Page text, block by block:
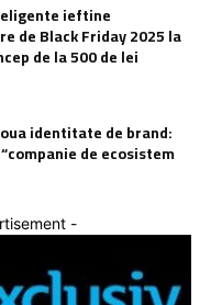
ieftine
de Black Friday 2025 la
de la 500 de lei
identitate de brand:
de ecosistem
-